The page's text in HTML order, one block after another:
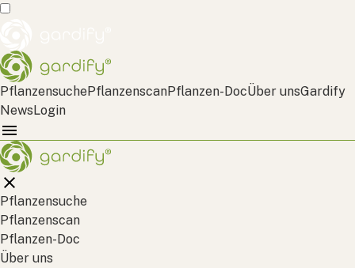
PflanzensuchePflanzenscanPflanzen-DocÜber unsGardify
NewsLogin
Pflanzensuche
Pflanzenscan
Pflanzen-Doc
Über uns